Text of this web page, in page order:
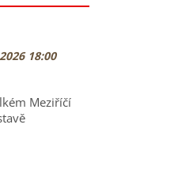
18:00
Meziříčí